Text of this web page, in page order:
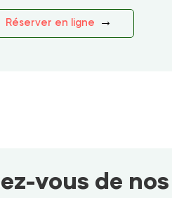
Réserver en ligne
vous de